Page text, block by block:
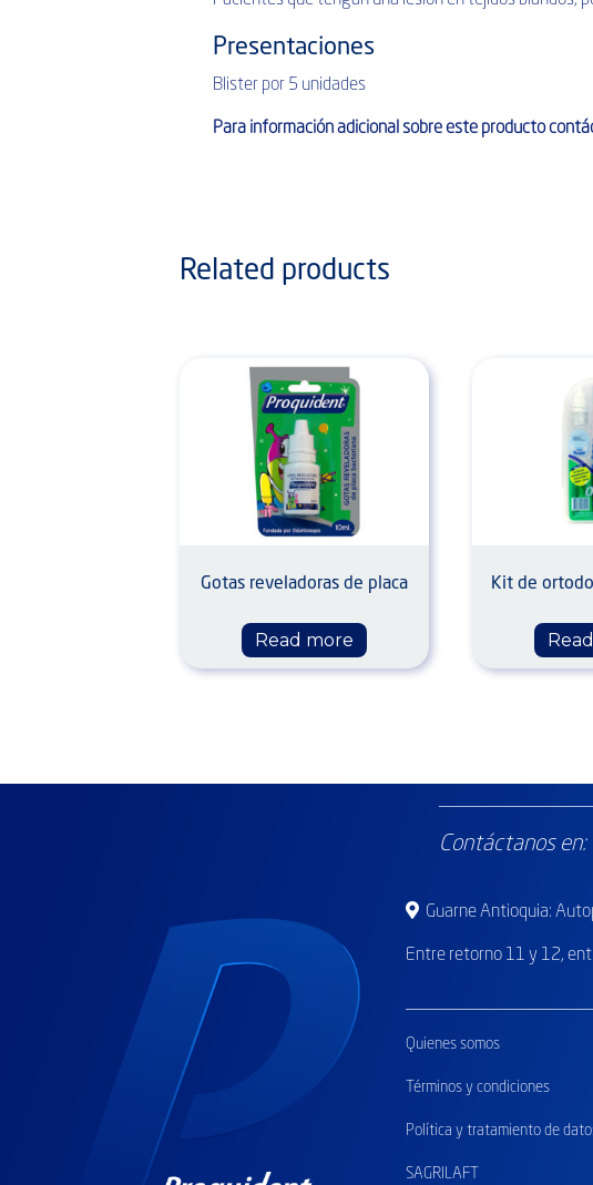
Presentaciones
Blister por 5 unidades
Para información adicional sobre este producto
Related products
Gotas reveladoras de placa
Read more
Kit de
Contáctanos en:
Guarne Antioquia:
Entre retorno 11 y 12,
Quienes somos
Términos y condiciones
Política y tratamiento de
SAGRILAFT